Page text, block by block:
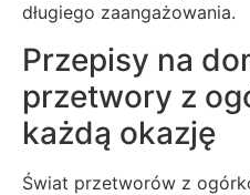
długiego zaangażowania.
Przepisy na
przetwory z
każdą okazję
Świat przetworów z